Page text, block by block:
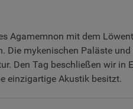
Agamemnon mit dem
Die mykenischen Paläste
Den Tag beschließen wir in
einzigartige Akustik besitzt.